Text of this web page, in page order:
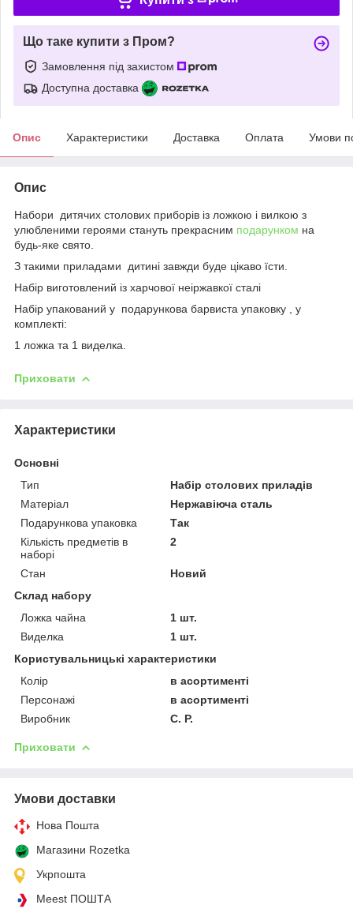
Що таке купити з Пром?
Замовлення під захистом
Доступна доставка
Опис Характеристики Доставка Оплата Умови
Опис
Набори дитячих столових приборів із ложкою і вилкою з
улюбленими героями стануть прекрасним подарунком на
будь-яке свято.
З такими приладами дитині завжди буде цікаво їсти.
Набір виготовлений із харчової неіржавкої сталі
Набір упакований у подарункова барвиста упаковку , у
комплекті:
1 ложка та 1 виделка.
Приховати
Характеристики
Основні
Тип
Набір столових приладів
Матеріал
Нержавіюча сталь
Подарункова упаковка
Так
Кількість предметів в
наборі
2
Стан
Новий
Склад набору
Ложка чайна
1 шт.
Виделка
1 шт.
Користувальницькі характеристики
Колір
в асортименті
Персонажі
в асортименті
Виробник
С. Р.
Приховати
Умови доставки
Нова Пошта
Магазини Rozetka
Укрпошта
Meest ПОШТА